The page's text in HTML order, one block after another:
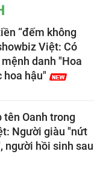
“đếm không
Việt: Có
danh "Hoa
hoa hậu"
tên Oanh trong
Người giàu "nứt
người hồi sinh sau